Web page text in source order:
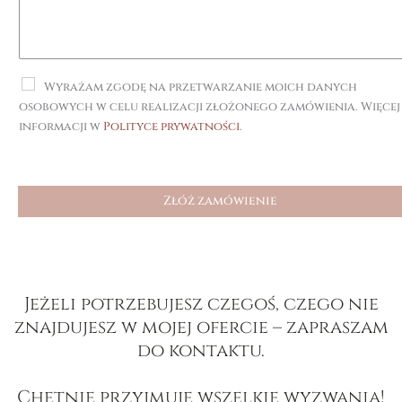
Wyrażam zgodę na przetwarzanie moich danych
osobowych w celu realizacji złożonego zamówienia. Więcej
informacji w Polityce prywatności.
Złóż zamówienie
Jeżeli potrzebujesz czegoś, czego nie
znajdujesz w mojej ofercie – zapraszam
do kontaktu.
Chętnie przyjmuję wszelkie wyzwania!